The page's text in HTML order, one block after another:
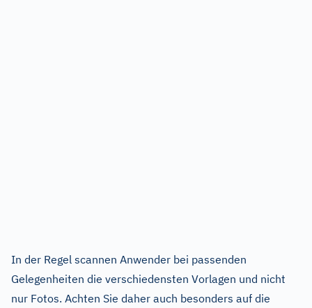
In der Regel scannen Anwender bei passenden
Gelegenheiten die verschiedensten Vorlagen und nicht
nur Fotos. Achten Sie daher auch besonders auf die